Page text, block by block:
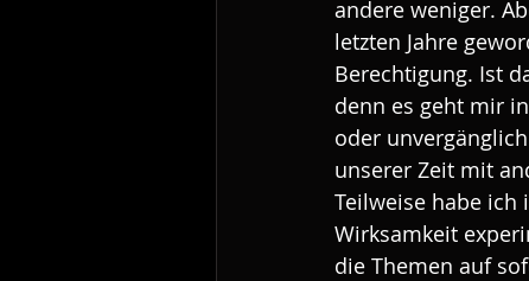
andere weniger.
letzten Jahre
Berechtigung. Ist
denn es geht mir
oder
unserer Zeit mit
Teilweise habe ich
Wirksamkeit
die Themen auf